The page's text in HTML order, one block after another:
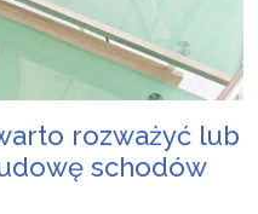
rozważyć lub
schodów